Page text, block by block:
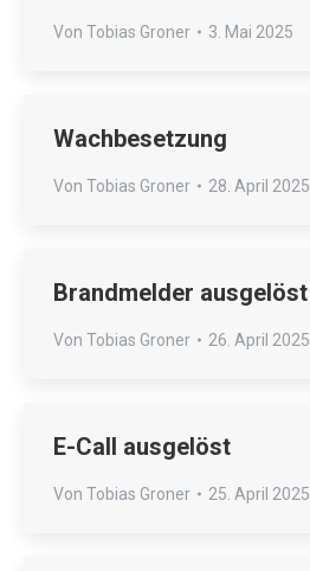
Von Tobias Groner 3. Mai 2025
Wachbesetzung
Von Tobias Groner 28. April 2025
Brandmelder ausgelöst
Von Tobias Groner 26. April 2025
E-Call ausgelöst
Von Tobias Groner 25. April 2025